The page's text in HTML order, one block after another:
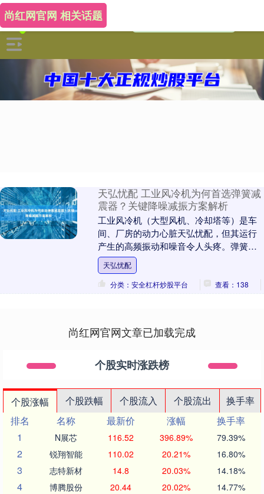
尚红网官网 相关话题
天弘忧配 工业风冷机为何首选弹簧减
震器？关键降噪减振方案解析
工业风冷机（大型风机、冷却塔等）是车
间、厂房的动力心脏天弘忧配，但其运行
产生的高频振动和噪音令人头疼。弹簧减
震器正是解决这一难题的高效核心部件。
原理揭秘： 弹....
天弘忧配
分类：安全杠杆炒股平台
查看：138
尚红网官网文章已加载完成
个股实时涨跌榜
个股涨幅 个股跌幅 个股流入 个股流出
换手率
排名
名称 最新价 涨幅
换手率
1
N展芯 116.52 396.89% 79.39%
2 锐翔智能 110.02 20.21% 16.80%
3 志特新材 14.8 20.03% 14.18%
4 博腾股份 20.44 20.02% 14.77%